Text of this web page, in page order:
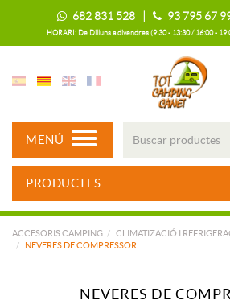
682 831 528 | 93 795 67
HORARI: De Dilluns a divendres (9:30 - 13:30 / 16:00 -
MENÚ
PRODUCTES
ACCESORIS CAMPING
CLIMATIZACIÓ I
NEVERES DE COMPRESSOR
NEVERES DE